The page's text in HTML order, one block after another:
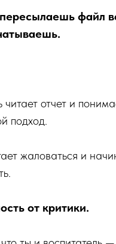
файл
читает отчет и
подход.
жаловаться и
от критики.